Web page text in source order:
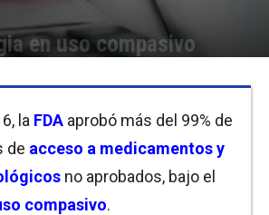
en uso compasivo
la FDA aprobó más del 99% de
de acceso a medicamentos y
no aprobados, bajo el
compasivo.